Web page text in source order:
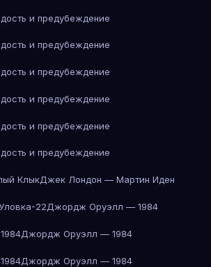
и предубеждение
и предубеждение
и предубеждение
и предубеждение
и предубеждение
и предубеждение
КлыкДжек Лондон — Мартин Иден
22Джордж Оруэлл — 1984
Джордж Оруэлл — 1984
Джордж Оруэлл — 1984